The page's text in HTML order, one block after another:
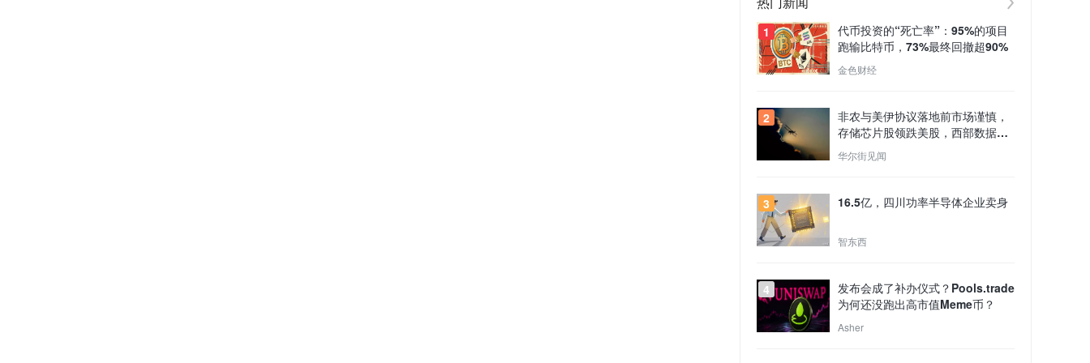
1
代币投资的“死亡率”：95%的项目
跑输比特币，73%最终回撤超90%
金色财经
2
非农与美伊协议落地前市场谨慎，
存储芯片股领跌美股，西部数据跌
13%，原油走强
华尔街见闻
3 16.5亿，四川功率半导体企业卖身
智东西
4
发布会成了补办仪式？Pools.trade
为何还没跑出高市值Meme币？
Asher